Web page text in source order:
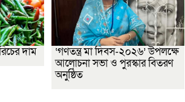
দাম
‘গণতন্ত্র মা দিবস-২০২৬’ উপলক্ষে
আলোচনা সভা ও পুরস্কার বিতরণ
অনুষ্ঠিত